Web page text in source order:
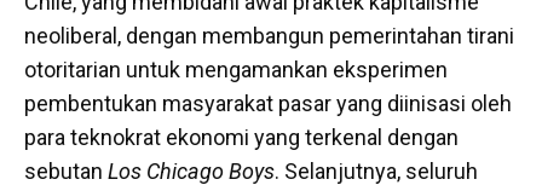
neoliberal, dengan membangun pemerintahan tirani
otoritarian untuk mengamankan eksperimen
pembentukan masyarakat pasar yang diinisasi oleh
para teknokrat ekonomi yang terkenal dengan
sebutan Los Chicago Boys. Selanjutnya, seluruh